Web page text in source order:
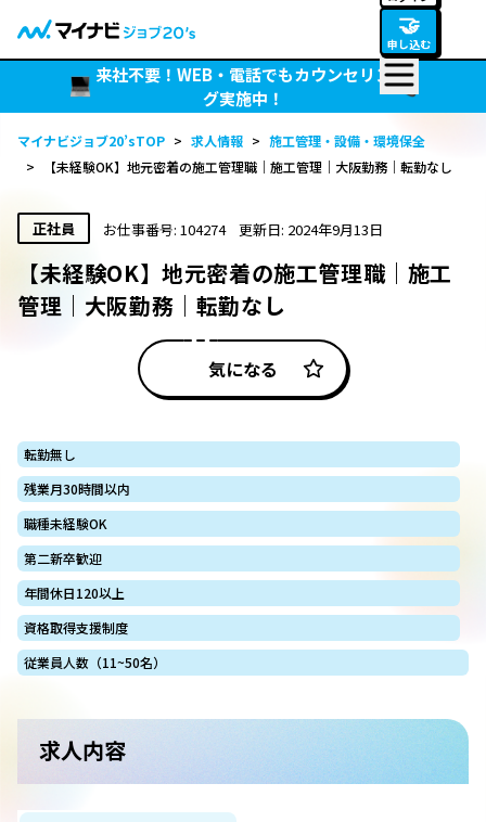
🤝
申し込む
来社不要！WEB・電話でもカウンセリン
グ実施中！
マイナビジョブ20’sTOP > 求人情報 > 施工管理・設備・環境保全
>
【未経験OK】地元密着の施工管理職｜施工管理｜大阪勤務｜転勤なし
正社員 お仕事番号: 104274 更新日: 2024年9月13日
【未経験OK】地元密着の施工管理職｜施工
管理｜大阪勤務｜転勤なし
気になる
転勤無し
残業月30時間以内
職種未経験OK
第二新卒歓迎
年間休日120以上
資格取得支援制度
従業員人数（11~50名）
求人内容